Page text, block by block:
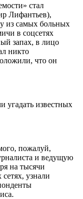
стал
Лифантьев),
из самых больных
в соцсетях
запах, в лицо
никто
что он
пожалуй,
и ведущую
на тысячи
узнали